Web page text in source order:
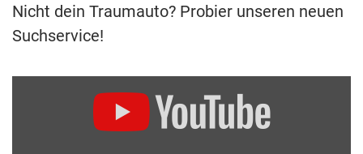
Nicht dein Traumauto? Probier unseren neuen
Suchservice!